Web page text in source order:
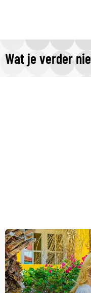
Wat je verder